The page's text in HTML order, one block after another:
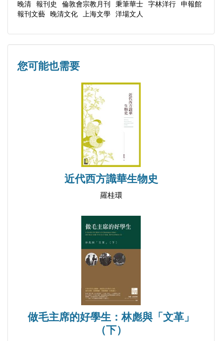
▍第一章 豫聞授知：倫敦會宗教月刊與秉筆華士的
觀念接軌
一、稽古的「神話時間」
二、通用的「世界時間」
三、中西曆法優劣的比較與反思
第二節 解剖透視的西醫身體觀
一、《全體新論》的廣州翻刻本
二、《全體新論》的上海連載版
三、從解剖知識到考試制度的交流啟發
第三節 探勘繪測的西洋地理觀
一、《地理全志》的地質學傳播
二、童蒙教材的〈東西半球圖〉
三、琉球遊記刪削與東亞變局警兆
▍第二章 開通聞問：字林洋行新聞紙與大眾傳媒視
野的形成
晚清 報刊史 倫敦會宗教月刊 秉筆華士 字林洋行
申報館
報刊文藝
晚清文化 上海文學 洋場文人
您可能也需要
近代西方識華生物史
羅桂環
做毛主席的好學生：林彪與「文革」
（下）